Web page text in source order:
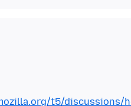
t5/discussions/